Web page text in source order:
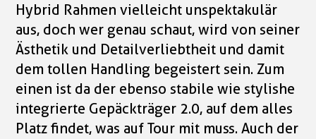
Hybrid Rahmen vielleicht unspektakulär
aus, doch wer genau schaut, wird von seiner
Ästhetik und Detailverliebtheit und damit
dem tollen Handling begeistert sein. Zum
einen ist da der ebenso stabile wie stylishe
integrierte Gepäckträger 2.0, auf dem alles
Platz findet, was auf Tour mit muss. Auch der